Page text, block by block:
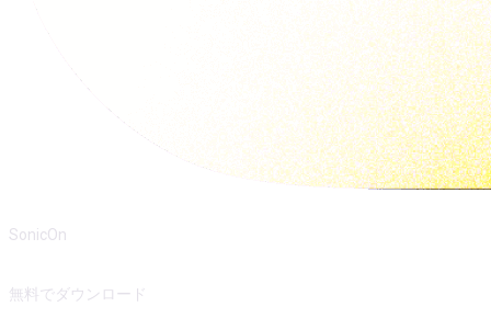
SonicOn
無料でダウンロード